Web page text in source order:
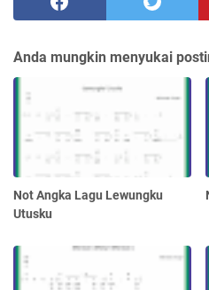
Anda mungkin menyukai
Not Angka Lagu Lewungku
Utusku